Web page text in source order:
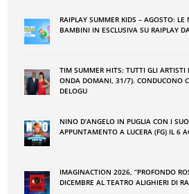
RAIPLAY SUMMER KIDS – AGOSTO: LE
BAMBINI IN ESCLUSIVA SU RAIPLAY
TIM SUMMER HITS: TUTTI GLI ARTISTI
ONDA DOMANI, 31/7). CONDUCONO
DELOGU
NINO DʼANGELO IN PUGLIA CON I
APPUNTAMENTO A LUCERA (FG) IL 6
IMAGINACTION 2026, “PROFONDO
DICEMBRE AL TEATRO ALIGHIERI DI